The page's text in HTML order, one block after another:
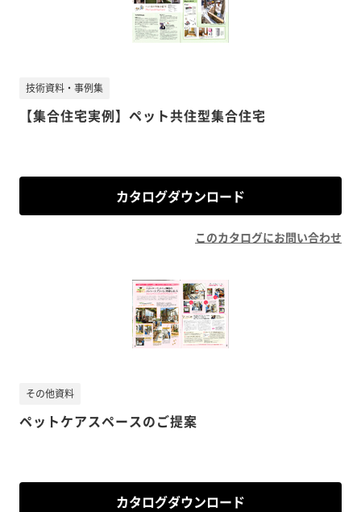
【集合住宅実例】ペット共住型集合住宅
技術資料・事例集
カタログダウンロード
このカタログにお問い合わせ
ペットケアスペースのご提案
その他資料
カタログダウンロード